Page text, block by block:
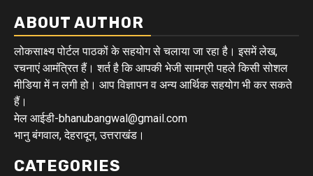
ABOUT AUTHOR
लोकसाक्ष्य पोर्टल पाठकों के सहयोग से चलाया जा रहा है। इसमें लेख,
रचनाएं आमंत्रित हैं। शर्त है कि आपकी भेजी सामग्री पहले किसी सोशल
मीडिया में न लगी हो। आप विज्ञापन व अन्य आर्थिक सहयोग भी कर सकते
हैं।
मेल आईडी-bhanubangwal@gmail.com
भानु बंगवाल, देहरादून, उत्तराखंड।
CATEGORIES